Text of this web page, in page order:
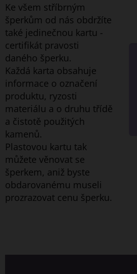
Ke všem stříbrným
šperkům od nás obdržíte
také jedinečnou kartu -
certifikát pravosti
daného šperku.
Každá karta obsahuje
informace o označení
produktu, ryzosti
materiálu a o druhu třídě
a čistotě použitých
kamenů.
Plastovou kartu tak
můžete věnovat se
šperkem, aniž byste
obdarovanému museli
prozrazovat cenu šperku.